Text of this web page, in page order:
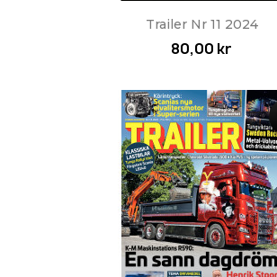
Trailer Nr 11 2024
80,00 kr